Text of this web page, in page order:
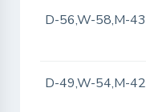
D-56,W-58,M-43
D-49,W-54,M-42